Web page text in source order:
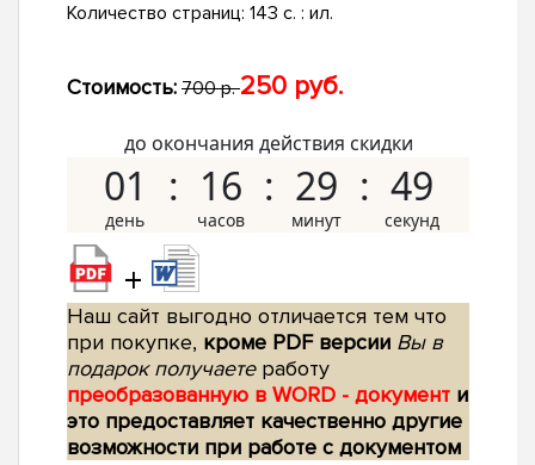
Количество страниц: 143 с. : ил.
Стоимость: 700 р.250 руб.
до окончания действия скидки
01 16 29 48
+
Наш сайт выгодно отличается тем что
при покупке, кроме PDF версии Вы в
подарок получаетеработу
преобразованную в WORD - документ и
это предоставляет качественно другие
возможности при работе с документом